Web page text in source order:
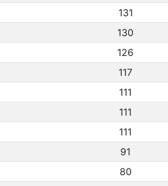
131
130
126
117
111
111
111
91
80